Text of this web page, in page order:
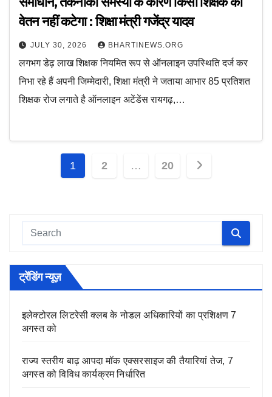
वेतन नहीं कटेगा : शिक्षा मंत्री गजेंद्र यादव
JULY 30, 2026 BHARTINEWS.ORG
लगभग डेढ़ लाख शिक्षक नियमित रूप से ऑनलाइन उपस्थिति दर्ज कर
निभा रहे हैं अपनी जिम्मेदारी, शिक्षा मंत्री ने जताया आभार 85 प्रतिशत
शिक्षक रोज लगाते है ऑनलाइन अटेंडेंस रायगढ़,…
Posts
1 2 … 20
ट्रेंडिंग न्यूज़
इलेक्टोरल लिटरेसी क्लब के नोडल अधिकारियों का प्रशिक्षण 7
अगस्त को
राज्य स्तरीय बाढ़ आपदा मॉक एक्सरसाइज की तैयारियां तेज, 7
अगस्त को विविध कार्यक्रम निर्धारित